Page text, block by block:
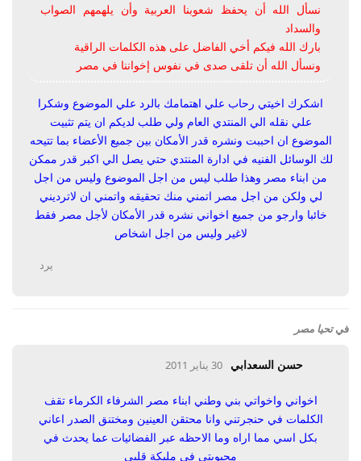
نسأل الله أن يحفظ شعوبنا العربية وأن يلهمهم الصواب
والسداد
بارك الله فيكم أخي الفاضل على هذه الكلمات الراقية
ونسأل الله أن تلقى صدى في نفوس إخواننا في مصر
اشكرك اخيتي رحاب علي اهتمامك بالرد علي الموضوع وشكرا
علي نقله الي المنتدي العام ولي طلب لديكم ان يتم تثبيت
الموضوع ان احببت ونشره قدر الأمكان بين جميع الأعضاء بما تتيحه
لك الوسائل الفنيه في ادارة المنتدي حتي يصل الي اكبر قدر ممكن
من ابناء مصر وهذا طلب ليس من اجل الموضوع وليس من اجل
لي ولكن من اجل مصر اتمني منك تحقيقه واتمني ان لاترديني
خائبا وارجو من جميع اخواني نشره قدر الأمكان لأجل مصر فقط
لاغير وليس من اجل اشخاص
يرد
فيتحيا مصر
حسن السعدابي 30 يناير 2011
اخواني واخواتي بني وطني ابناء مصر الشرفاء الكرماء تقف
الكلمات في حنجرتني وانا محتقن العينين ومختنق الصدر اعاني
بكل اسي مما اراه وما الاحظه عبر الفضائيات عما يحدث في
محبوبتي في مليكة قلبي